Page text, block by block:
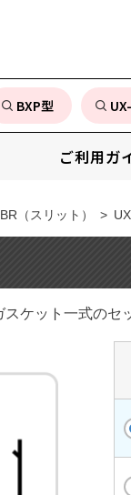
BXP型
ご利用ガ
（スリット） >
ケット一式のセ